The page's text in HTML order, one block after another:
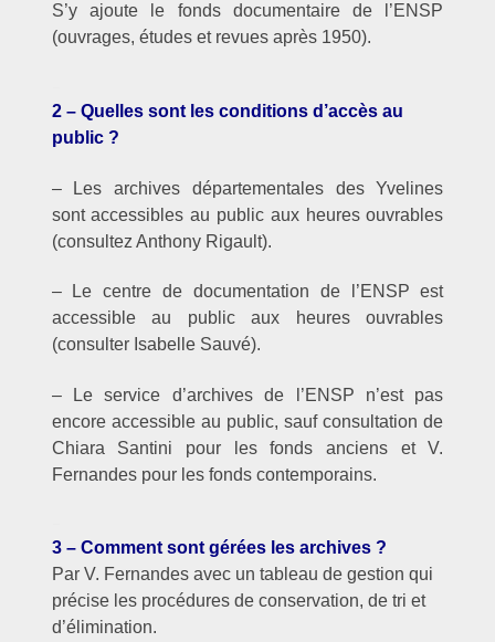
S’y ajoute le fonds documentaire de l’ENSP
(ouvrages, études et revues après 1950).
2 – Quelles sont les conditions d’accès au
public ?
– Les archives départementales des Yvelines
sont accessibles au public aux heures ouvrables
(consultez Anthony Rigault).
– Le centre de documentation de l’ENSP est
accessible au public aux heures ouvrables
(consulter Isabelle Sauvé).
– Le service d’archives de l’ENSP n’est pas
encore accessible au public, sauf consultation de
Chiara Santini pour les fonds anciens et V.
Fernandes pour les fonds contemporains.
3 – Comment sont gérées les archives ?
Par V. Fernandes avec un tableau de gestion qui
précise les procédures de conservation, de tri et
d’élimination.